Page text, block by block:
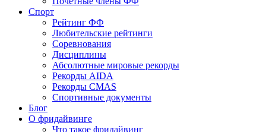
Спорт
Рейтинг ФФ
Любительские рейтинги
Соревнования
Дисциплины
Абсолютные мировые рекорды
Рекорды AIDA
Рекорды CMAS
Спортивные документы
Блог
О фридайвинге
Что такое фридайвинг